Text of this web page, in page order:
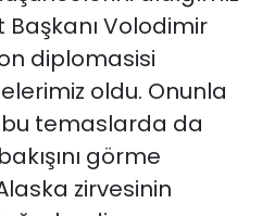
Volodimir
diplomasisi
oldu. Onunla
temaslarda da
görme
zirvesinin